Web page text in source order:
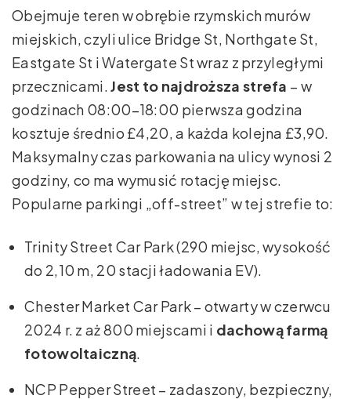
Obejmuje teren w obrębie rzymskich murów
miejskich, czyli ulice Bridge St, Northgate St,
Eastgate St i Watergate St wraz z przyległymi
przecznicami. Jest to najdroższa strefa – w
godzinach 08:00–18:00 pierwsza godzina
kosztuje średnio £4,20, a każda kolejna £3,90.
Maksymalny czas parkowania na ulicy wynosi 2
godziny, co ma wymusić rotację miejsc.
Popularne parkingi „off-street” w tej strefie to:
Trinity Street Car Park (290 miejsc, wysokość
do 2,10 m, 20 stacji ładowania EV).
Chester Market Car Park – otwarty w czerwcu
2024 r. z aż 800 miejscami i dachową farmą
fotowoltaiczną
NCP Pepper Street – zadaszony, bezpieczny,